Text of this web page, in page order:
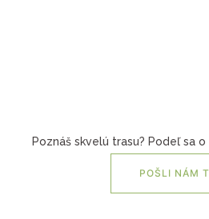
Poznáš skvelú trasu? Podeľ sa
POŠLI NÁM